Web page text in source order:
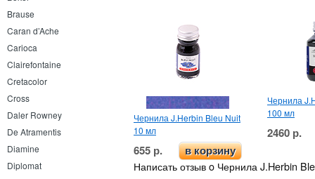
Brause
Caran d’Ache
Carioca
Clairefontaine
Cretacolor
Cross
Daler Rowney
De Atramentis
Diamine
Diplomat
Чернила J.Herbin Bleu Nuit
10 мл
655 р. в корзину
Чернила
100 мл
2460 р.
Написать отзыв o Чернила J.Herbin